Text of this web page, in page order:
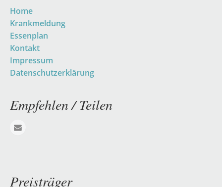
Navigation
überspringen
Home
Krankmeldung
Essenplan
Kontakt
Impressum
Datenschutzerklärung
Empfehlen / Teilen
Preisträger